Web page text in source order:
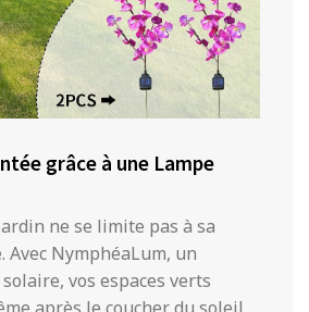
grâce à une Lampe
ne se limite pas à sa
NymphéaLum, un
vos espaces verts